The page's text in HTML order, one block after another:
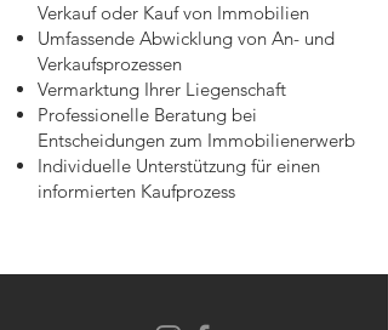
Verkauf oder Kauf von Immobilien
Umfassende Abwicklung von An- und
Verkaufsprozessen
Vermarktung Ihrer Liegenschaft
Professionelle Beratung bei
Entscheidungen zum Immobilienerwerb
Individuelle Unterstützung für einen
informierten Kaufprozess